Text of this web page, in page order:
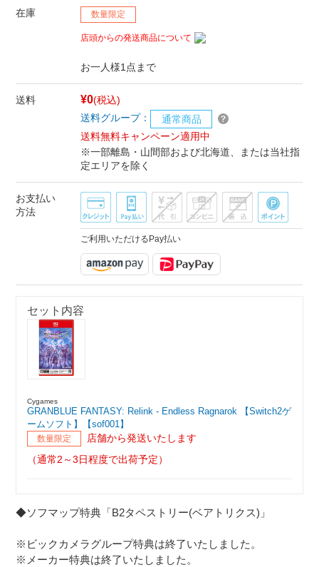
在庫 数量限定
店頭からの発送商品について
お一人様1点まで
送料 ¥0(税込)
送料グループ：
通常商品
送料無料キャンペーン適用中
※一部離島・山間部および北海道、または当社指
定エリアを除く
お支払い
方法
ご利用いただけるPay払い
セット内容
Cygames
GRANBLUE FANTASY: Relink - Endless Ragnarok 【Switch2ゲ
ームソフト】【sof001】
数量限定
店舗から発送いたします
（通常2～3日程度で出荷予定）
◆ソフマップ特典「B2タペストリー(ベアトリクス)」
※ビックカメラグループ特典は終了いたしました。
※メーカー特典は終了いたしました。